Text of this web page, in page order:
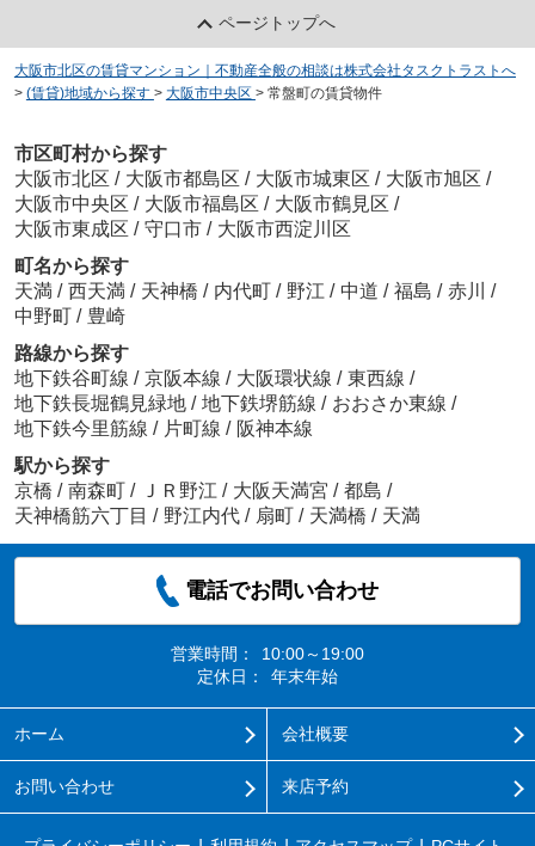
ページトップへ
大阪市北区の賃貸マンション｜不動産全般の相談は株式会社タスクトラストへ
> (賃貸)地域から探す > 大阪市中央区 > 常盤町の賃貸物件
市区町村から探す
大阪市北区 / 大阪市都島区 / 大阪市城東区 / 大阪市旭区 /
大阪市中央区 / 大阪市福島区 / 大阪市鶴見区 /
大阪市東成区 / 守口市 / 大阪市西淀川区
町名から探す
天満 / 西天満 / 天神橋 / 内代町 / 野江 / 中道 / 福島 / 赤川 /
中野町 / 豊崎
路線から探す
地下鉄谷町線 / 京阪本線 / 大阪環状線 / 東西線 /
地下鉄長堀鶴見緑地 / 地下鉄堺筋線 / おおさか東線 /
地下鉄今里筋線 / 片町線 / 阪神本線
駅から探す
京橋 / 南森町 / ＪＲ野江 / 大阪天満宮 / 都島 /
天神橋筋六丁目 / 野江内代 / 扇町 / 天満橋 / 天満
電話でお問い合わせ
営業時間：
10:00～19:00
定休日：
年末年始
ホーム 会社概要
お問い合わせ 来店予約